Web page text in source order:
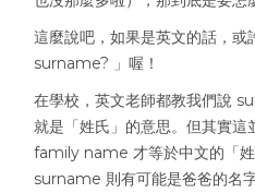
這麼說吧，如果是英文的話，
surname? 」喔！
在學校，英文老師都教我們說
就是「姓氏」的意思。但其實這
family name 才等於中文的「
surname 則有可能是爸爸的名